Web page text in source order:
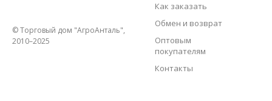
© Торговый дом "АгроАнталь",
2010–2025
Как заказать
Обмен и возврат
Оптовым
покупателям
Контакты